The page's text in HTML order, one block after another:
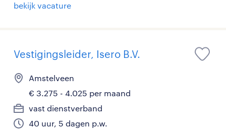
bekijk vacature
Vestigingsleider, Isero B.V.
Amstelveen
€ 3.275 - 4.025 per maand
vast dienstverband
40 uur, 5 dagen p.w.